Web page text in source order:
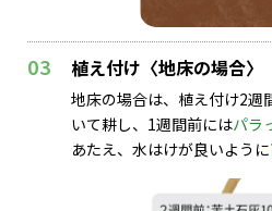
03 植え付け〈地床の場合〉
地床の場合は、植え付け2週
いて耕し、1週間前にはパラ
あたえ、水はけが良いように